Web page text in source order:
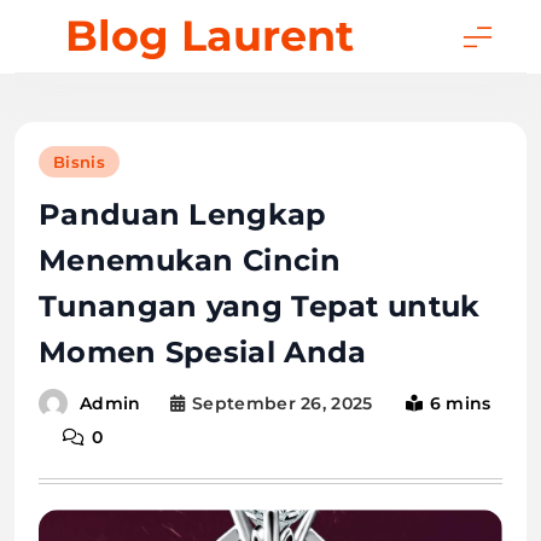
Blog Laurent
Bisnis
Panduan Lengkap
Menemukan Cincin
Tunangan yang Tepat untuk
Momen Spesial Anda
Admin September 26, 2025
6 mins
0